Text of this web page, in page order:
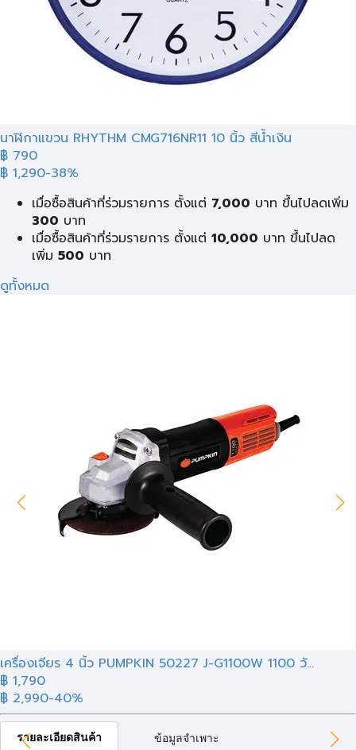
นาฬิกาแขวน RHYTHM CMG716NR11 10 นิ้ว สีน้ำเงิน
฿ 790
฿ 1,290-38%
เมื่อซื้อสินค้าที่ร่วมรายการ ตั้งแต่ 7,000 บาท ขึ้นไปลดเพิ่ม
300 บาท
เมื่อซื้อสินค้าที่ร่วมรายการ ตั้งแต่ 10,000 บาท ขึ้นไปลด
เพิ่ม 500 บาท
ดูทั้งหมด
เครื่องเจียร 4 นิ้ว PUMPKIN 50227 J-G1100W 1100 วั...
฿ 1,790
฿ 2,990-40%
รายละเอียดสินค้า ข้อมูลจำเพาะ